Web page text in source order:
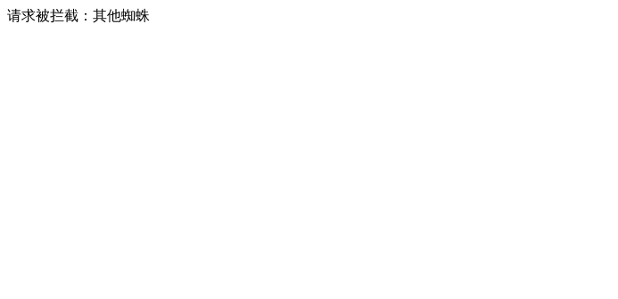
请求被拦截：其他蜘蛛